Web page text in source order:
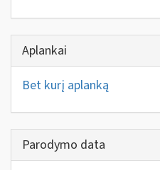
Aplankai
Bet kurį aplanką
Parodymo data